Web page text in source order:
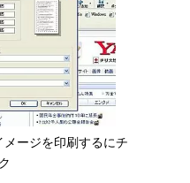
ージを印刷するにチ